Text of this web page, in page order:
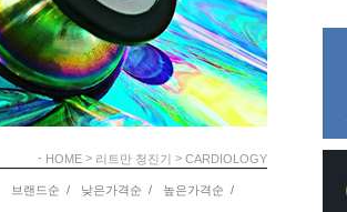
- HOME > 리트만 청진기 > CARDIOLOGY
브랜드순 / 낮은가격순 / 높은가격순 /